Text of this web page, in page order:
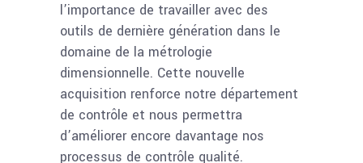
l’importance de travailler avec des
outils de dernière génération dans le
domaine de la métrologie
dimensionnelle. Cette nouvelle
acquisition renforce notre département
de contrôle et nous permettra
d’améliorer encore davantage nos
processus de contrôle qualité.